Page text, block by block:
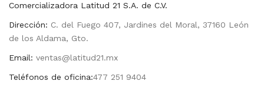
Comercializadora Latitud 21 S.A. de C.V.
Dirección: C. del Fuego 407, Jardines del Moral, 37160 León
de los Aldama, Gto.
Email: ventas@latitud21.mx
Teléfonos de oficina:477 251 9404